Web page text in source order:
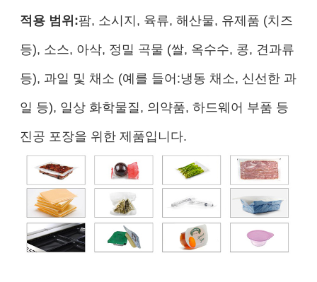
적용 범위:팜, 소시지, 육류, 해산물, 유제품 (치즈
등), 소스, 아삭, 정밀 곡물 (쌀, 옥수수, 콩, 견과류
등), 과일 및 채소 (예를 들어:냉동 채소, 신선한 과
일 등), 일상 화학물질, 의약품, 하드웨어 부품 등
진공 포장을 위한 제품입니다.